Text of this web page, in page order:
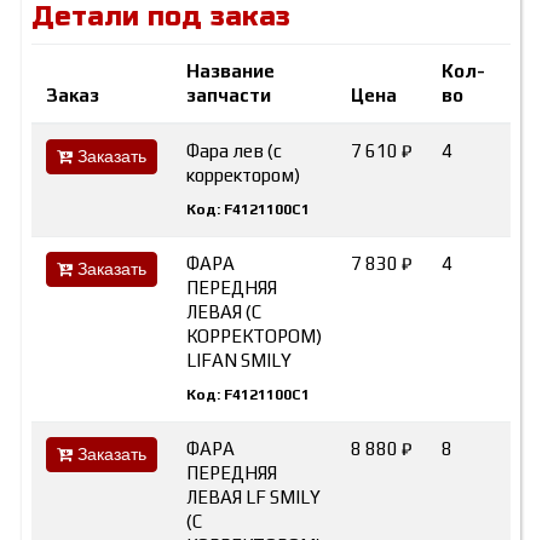
Детали под заказ
Заказ
Название
запчасти
Цена
Кол-
во
Заказать
Фара лев (с
корректором)
Код: F4121100C1
7 610 ₽ 4
Заказать
ФАРА
ПЕРЕДНЯЯ
ЛЕВАЯ (С
КОРРЕКТОРОМ)
LIFAN SMILY
Код: F4121100C1
7 830 ₽ 4
Заказать
ФАРА
ПЕРЕДНЯЯ
ЛЕВАЯ LF SMILY
(С
8 880 ₽ 8